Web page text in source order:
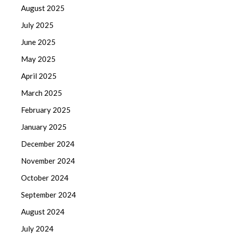
August 2025
July 2025
June 2025
May 2025
April 2025
March 2025
February 2025
January 2025
December 2024
November 2024
October 2024
September 2024
August 2024
July 2024